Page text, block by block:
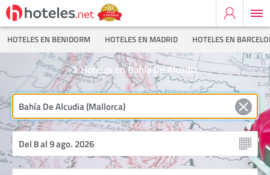
HOTELES EN BENIDORM HOTELES EN MADRID HOTELES EN
Hoteles en Bahía De Alcudia
1